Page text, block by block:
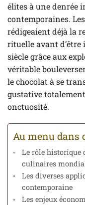
élites à une denrée
contemporaines.
rédigeaient déjà la
rituelle avant
siècle grâce aux
véritable
le chocolat à se
gustative
onctuosité.
Au menu dans
Le rôle historique
culinaires
Les diverses
contemporaine
Les enjeux